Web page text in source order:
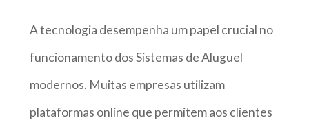
A tecnologia desempenha um papel crucial no
funcionamento dos Sistemas de Aluguel
modernos. Muitas empresas utilizam
plataformas online que permitem aos clientes